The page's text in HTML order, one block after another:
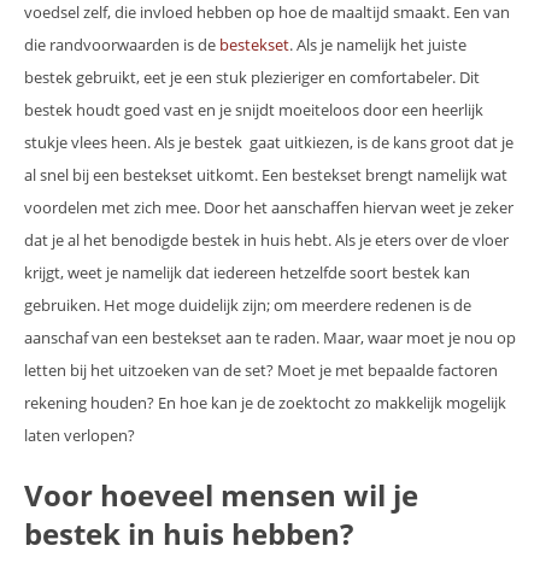
voedsel zelf, die invloed hebben op hoe de maaltijd smaakt. Een van
die randvoorwaarden is de bestekset. Als je namelijk het juiste
bestek gebruikt, eet je een stuk plezieriger en comfortabeler. Dit
bestek houdt goed vast en je snijdt moeiteloos door een heerlijk
stukje vlees heen. Als je bestek gaat uitkiezen, is de kans groot dat je
al snel bij een bestekset uitkomt. Een bestekset brengt namelijk wat
voordelen met zich mee. Door het aanschaffen hiervan weet je zeker
dat je al het benodigde bestek in huis hebt. Als je eters over de vloer
krijgt, weet je namelijk dat iedereen hetzelfde soort bestek kan
gebruiken. Het moge duidelijk zijn; om meerdere redenen is de
aanschaf van een bestekset aan te raden. Maar, waar moet je nou op
letten bij het uitzoeken van de set? Moet je met bepaalde factoren
rekening houden? En hoe kan je de zoektocht zo makkelijk mogelijk
laten verlopen?
Voor hoeveel mensen wil je
bestek in huis hebben?